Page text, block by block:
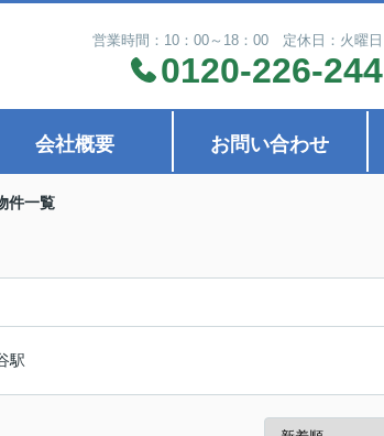
営業時間：10：00～18：00 定休日：火曜日
0120-226-244
会社概要 お問い合わせ
件一覧
駅